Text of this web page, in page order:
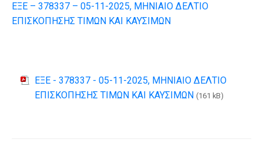
ΕΞΕ – 378337 – 05-11-2025, ΜΗΝΙΑΙΟ ΔΕΛΤΙΟ
ΕΠΙΣΚΟΠΗΣΗΣ ΤΙΜΩΝ ΚΑΙ ΚΑΥΣΙΜΩΝ
ΕΞΕ - 378337 - 05-11-2025, ΜΗΝΙΑΙΟ ΔΕΛΤΙΟ
ΕΠΙΣΚΟΠΗΣΗΣ ΤΙΜΩΝ ΚΑΙ ΚΑΥΣΙΜΩΝ (161 kB)